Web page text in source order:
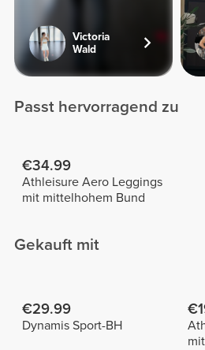
Victoria
Wald
Passt hervorragend zu
€34.99
Athleisure Aero Leggings
mit mittelhohem Bund
Gekauft mit
€29.99
Dynamis Sport-BH